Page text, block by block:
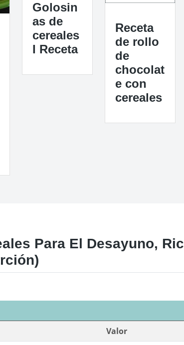
Golosin
as de
cereales
I Receta
Receta
de rollo
de
chocolat
e con
cereales
Para El Desayuno,
Valor